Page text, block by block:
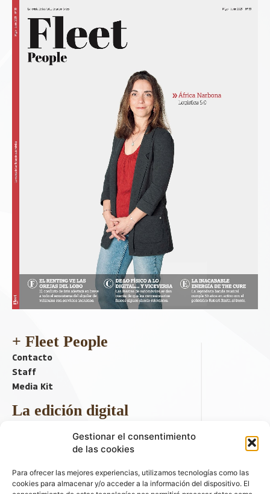
Gestionar el consentimiento
de las cookies
Para ofrecer las mejores experiencias, utilizamos tecnologías como las
cookies para almacenar y/o acceder a la información del dispositivo. El
+ Fleet People
Contacto
Staff
Media Kit
La edición digital
Descargar último ejemplar
ir a hemeroteca
+ Contenido en redes sociales